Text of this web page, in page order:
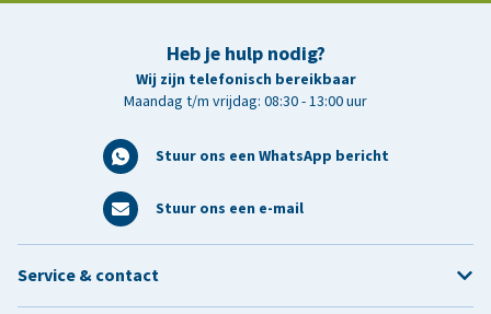
Heb je hulp nodig?
Wij zijn telefonisch bereikbaar
Maandag t/m vrijdag: 08:30 - 13:00 uur
Stuur ons een WhatsApp bericht
Stuur ons een e-mail
Service & contact